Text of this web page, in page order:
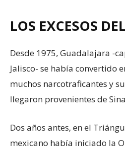
LOS EXCESOS
Desde 1975, Guadalajara -
Jalisco- se había convertido
muchos narcotraficantes y
llegaron provenientes de
Dos años antes, en el
mexicano había iniciado la